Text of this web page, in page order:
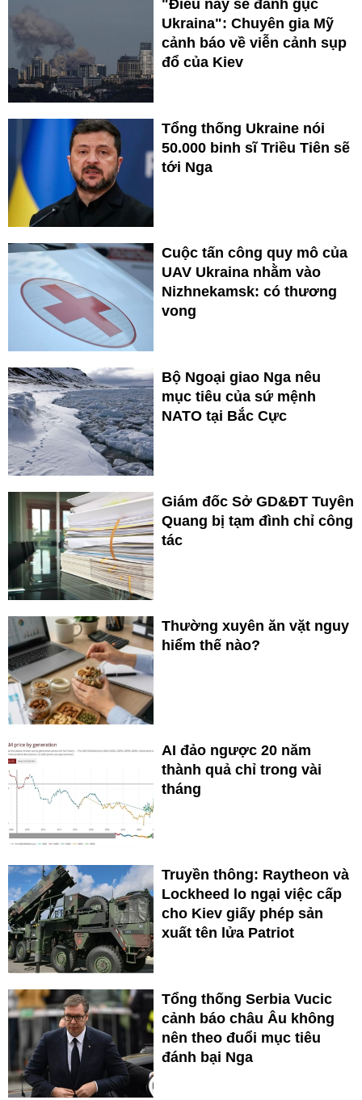
"Điều này sẽ đánh gục
Ukraina": Chuyên gia Mỹ
cảnh báo về viễn cảnh sụp
đổ của Kiev
Tổng thống Ukraine nói
50.000 binh sĩ Triều Tiên sẽ
tới Nga
Cuộc tấn công quy mô của
UAV Ukraina nhằm vào
Nizhnekamsk: có thương
vong
Bộ Ngoại giao Nga nêu
mục tiêu của sứ mệnh
NATO tại Bắc Cực
Giám đốc Sở GD&ĐT Tuyên
Quang bị tạm đình chỉ công
tác
Thường xuyên ăn vặt nguy
hiểm thế nào?
AI đảo ngược 20 năm
thành quả chỉ trong vài
tháng
Truyền thông: Raytheon và
Lockheed lo ngại việc cấp
cho Kiev giấy phép sản
xuất tên lửa Patriot
Tổng thống Serbia Vucic
cảnh báo châu Âu không
nên theo đuổi mục tiêu
đánh bại Nga